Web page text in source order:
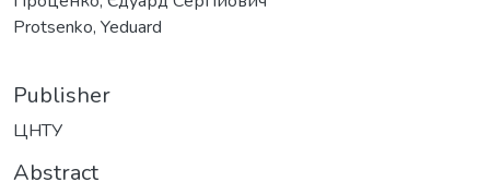
Protsenko, Yeduard
Publisher
ЦНТУ
Abstract